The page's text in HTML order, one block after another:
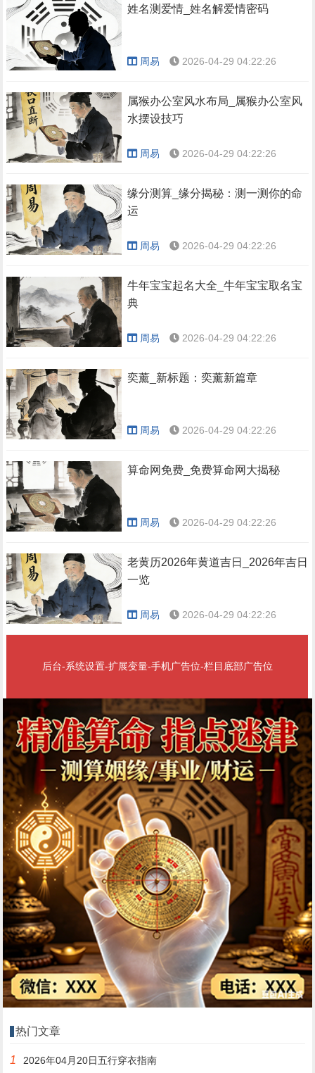
姓名测爱情_姓名解爱情密码
周易 2026-04-29 04:22:26
属猴办公室风水布局_属猴办公室风
水摆设技巧
周易 2026-04-29 04:22:26
缘分测算_缘分揭秘：测一测你的命
运
周易 2026-04-29 04:22:26
牛年宝宝起名大全_牛年宝宝取名宝
典
周易 2026-04-29 04:22:26
奕薰_新标题：奕薰新篇章
周易 2026-04-29 04:22:26
算命网免费_免费算命网大揭秘
周易 2026-04-29 04:22:26
老黄历2026年黄道吉日_2026年吉日
一览
周易 2026-04-29 04:22:26
后台-系统设置-扩展变量-手机广告位-栏目底部广告位
热门文章
1 2026年04月20日五行穿衣指南